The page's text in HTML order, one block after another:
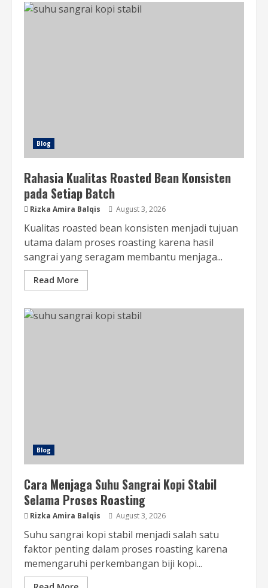
Blog
Rahasia Kualitas Roasted Bean Konsisten
pada Setiap Batch
Rizka Amira Balqis August 3, 2026
Kualitas roasted bean konsisten menjadi tujuan
utama dalam proses roasting karena hasil
sangrai yang seragam membantu menjaga...
Read More
Blog
Cara Menjaga Suhu Sangrai Kopi Stabil
Selama Proses Roasting
Rizka Amira Balqis August 3, 2026
Suhu sangrai kopi stabil menjadi salah satu
faktor penting dalam proses roasting karena
memengaruhi perkembangan biji kopi...